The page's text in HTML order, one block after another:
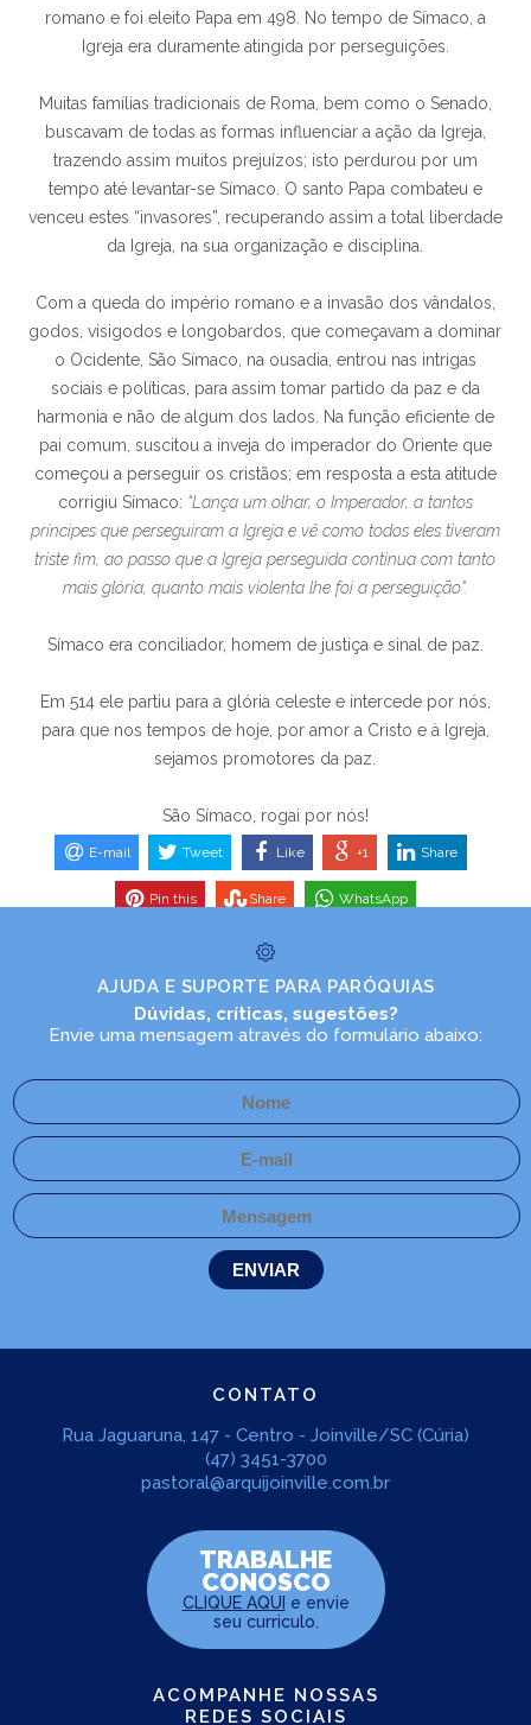
romano e foi eleito Papa em 498. No tempo de Símaco, a
Igreja era duramente atingida por perseguições.
Muitas famílias tradicionais de Roma, bem como o Senado,
buscavam de todas as formas influenciar a ação da Igreja,
trazendo assim muitos prejuízos; isto perdurou por um
tempo até levantar-se Símaco. O santo Papa combateu e
venceu estes “invasores”, recuperando assim a total liberdade
da Igreja, na sua organização e disciplina.
Com a queda do império romano e a invasão dos vândalos,
godos, visigodos e longobardos, que começavam a dominar
o Ocidente, São Símaco, na ousadia, entrou nas intrigas
sociais e políticas, para assim tomar partido da paz e da
harmonia e não de algum dos lados. Na função eficiente de
pai comum, suscitou a inveja do imperador do Oriente que
começou a perseguir os cristãos; em resposta a esta atitude
corrigiu Símaco: “Lança um olhar, o Imperador, a tantos
príncipes que perseguiram a Igreja e vê como todos eles tiveram
triste fim, ao passo que a Igreja perseguida continua com tanto
mais glória, quanto mais violenta lhe foi a perseguição”.
Símaco era conciliador, homem de justiça e sinal de paz.
Em 514 ele partiu para a glória celeste e intercede por nós,
para que nos tempos de hoje, por amor a Cristo e à Igreja,
sejamos promotores da paz.
São Símaco, rogai por nós!
E-mail Tweet Like +1 Share
Pin this Share WhatsApp
AJUDA E SUPORTE PARA PARÓQUIAS
Dúvidas, críticas, sugestões?
Envie uma mensagem através do formulário abaixo:
CONTATO
Rua Jaguaruna, 147 - Centro - Joinville/SC (Cúria)
(47) 3451-3700
pastoral@arquijoinville.com.br
TRABALHE
CONOSCO
CLIQUE AQUI e envie
seu curriculo.
ACOMPANHE NOSSAS
REDES SOCIAIS